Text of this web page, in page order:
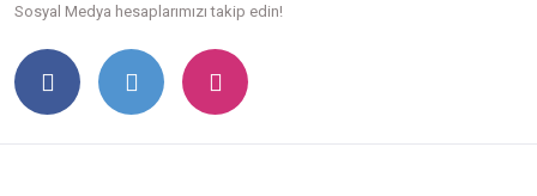
Sosyal Medya hesaplarımızı takip edin!